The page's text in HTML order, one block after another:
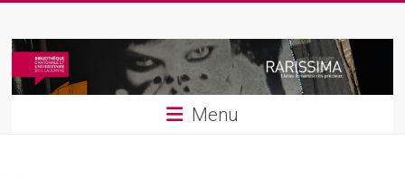
content
Rarissima
Livres
et
Menu